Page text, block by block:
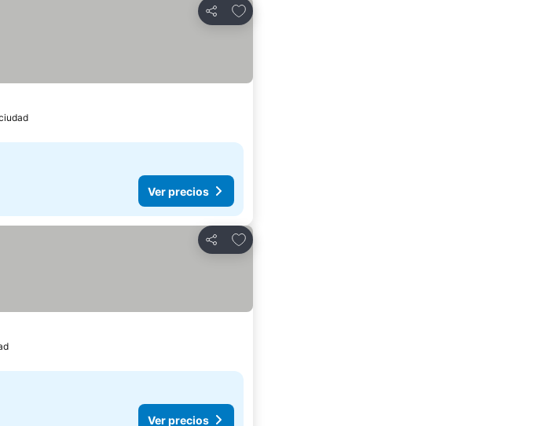
Compartir
Agregar a favoritos
Ver precios
Compartir
Agregar a favoritos
Ver precios